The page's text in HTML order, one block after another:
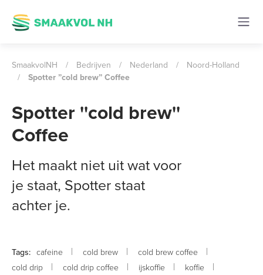
SmaakvolNH / Bedrijven / Nederland /
Noord-Holland
/
Spotter ”cold brew” Coffee
Spotter ''cold brew''
Coffee
Het maakt niet uit wat voor
je staat, Spotter staat
achter je.
cafeine cold brew
cold brew coffee
cold drip
cold drip coffee ijskoffie
koffie